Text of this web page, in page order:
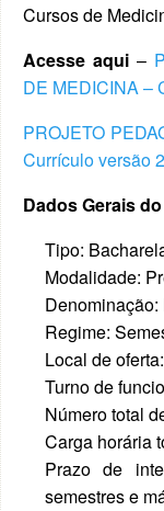
Cursos de
Acesse aqui –
DE MEDICINA –
PROJETO
Currículo versão
Dados Gerais
Tipo:
Modalidade:
Regime:
Local de
Turno de
Número total
Carga horária
Prazo de
semestres e